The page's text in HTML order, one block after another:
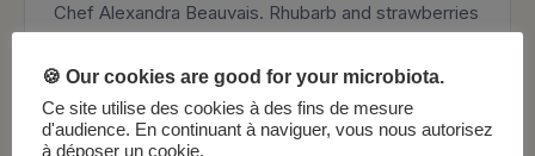
Chef Alexandra Beauvais. Rhubarb and strawberries
Lire l’article: Rustic strawberry and rhubarb pie
🍪 Our cookies are good for your microbiota.
Ce site utilise des cookies à des fins de mesure
d'audience. En continuant à naviguer, vous nous autorisez
à déposer un cookie.